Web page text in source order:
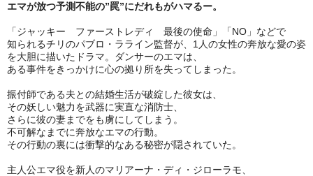
エマが放つ予測不能の”罠”にだれもがハマるー。
「ジャッキー ファーストレディ 最後の使命」「NO」などで
知られるチリのパブロ・ラライン監督が、1人の女性の奔放な愛の姿
を大胆に描いたドラマ。ダンサーのエマは、
ある事件をきっかけに心の拠り所を失ってしまった。
振付師である夫との結婚生活が破綻した彼女は、
その妖しい魅力を武器に実直な消防士、
さらに彼の妻までをも虜にしてしまう。
不可解なまでに奔放なエマの行動。
その行動の裏には衝撃的なある秘密が隠されていた。
主人公エマ役を新人のマリアーナ・ディ・ジローラモ、